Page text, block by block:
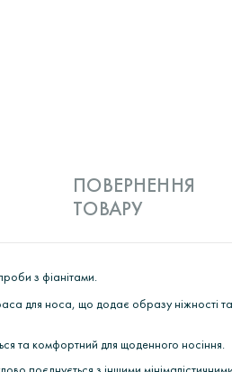
ПОВЕРНЕННЯ
ТОВАРУ
з фіанітами.
для носа, що додає образу ніжності
та комфортний для щоденного носіння.